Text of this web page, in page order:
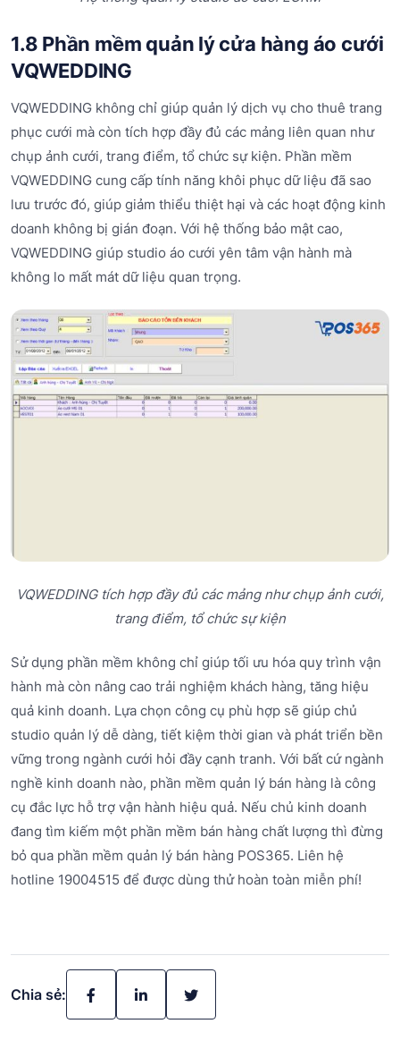
1.8 Phần mềm quản lý cửa hàng áo cưới
VQWEDDING
VQWEDDING không chỉ giúp quản lý dịch vụ cho thuê trang
phục cưới mà còn tích hợp đầy đủ các mảng liên quan như
chụp ảnh cưới, trang điểm, tổ chức sự kiện. Phần mềm
VQWEDDING cung cấp tính năng khôi phục dữ liệu đã sao
lưu trước đó, giúp giảm thiểu thiệt hại và các hoạt động kinh
doanh không bị gián đoạn. Với hệ thống bảo mật cao,
VQWEDDING giúp studio áo cưới yên tâm vận hành mà
không lo mất mát dữ liệu quan trọng.
VQWEDDING tích hợp đầy đủ các mảng như chụp ảnh cưới,
trang điểm, tổ chức sự kiện
Sử dụng phần mềm không chỉ giúp tối ưu hóa quy trình vận
hành mà còn nâng cao trải nghiệm khách hàng, tăng hiệu
quả kinh doanh. Lựa chọn công cụ phù hợp sẽ giúp chủ
studio quản lý dễ dàng, tiết kiệm thời gian và phát triển bền
vững trong ngành cưới hỏi đầy cạnh tranh. Với bất cứ ngành
nghề kinh doanh nào, phần mềm quản lý bán hàng là công
cụ đắc lực hỗ trợ vận hành hiệu quả. Nếu chủ kinh doanh
đang tìm kiếm một phần mềm bán hàng chất lượng thì đừng
bỏ qua phần mềm quản lý bán hàng POS365. Liên hệ
hotline 19004515 để được dùng thử hoàn toàn miễn phí!
Chia sẻ: